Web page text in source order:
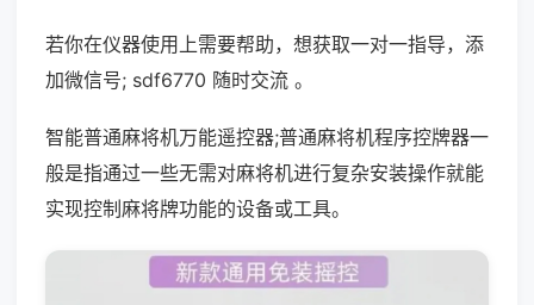
若你在仪器使用上需要帮助，想获取一对一指导，添
加微信号; sdf6770 随时交流 。
智能普通麻将机万能遥控器;普通麻将机程序控牌器一
般是指通过一些无需对麻将机进行复杂安装操作就能
实现控制麻将牌功能的设备或工具。